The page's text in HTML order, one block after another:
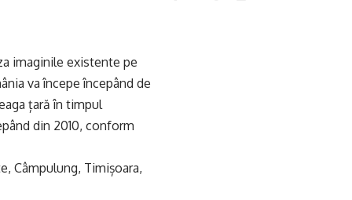
imaginile existente pe
va începe începând de
țară în timpul
din 2010, conform
Câmpulung, Timișoara,